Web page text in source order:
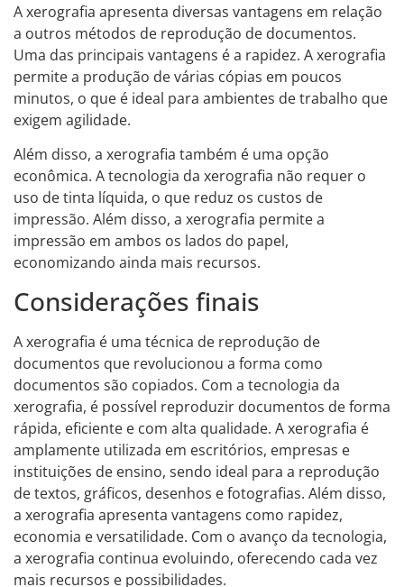
A xerografia apresenta diversas vantagens em relação
a outros métodos de reprodução de documentos.
Uma das principais vantagens é a rapidez. A xerografia
permite a produção de várias cópias em poucos
minutos, o que é ideal para ambientes de trabalho que
exigem agilidade.
Além disso, a xerografia também é uma opção
econômica. A tecnologia da xerografia não requer o
uso de tinta líquida, o que reduz os custos de
impressão. Além disso, a xerografia permite a
impressão em ambos os lados do papel,
economizando ainda mais recursos.
Considerações finais
A xerografia é uma técnica de reprodução de
documentos que revolucionou a forma como
documentos são copiados. Com a tecnologia da
xerografia, é possível reproduzir documentos de forma
rápida, eficiente e com alta qualidade. A xerografia é
amplamente utilizada em escritórios, empresas e
instituições de ensino, sendo ideal para a reprodução
de textos, gráficos, desenhos e fotografias. Além disso,
a xerografia apresenta vantagens como rapidez,
economia e versatilidade. Com o avanço da tecnologia,
a xerografia continua evoluindo, oferecendo cada vez
mais recursos e possibilidades.